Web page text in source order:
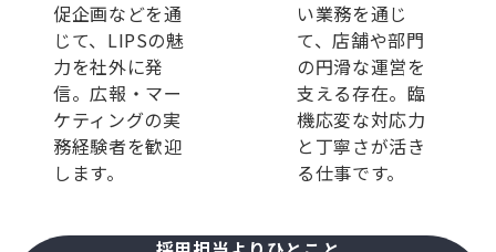
促企画などを通
じて、LIPSの魅
力を社外に発
信。広報・マー
ケティングの実
務経験者を歓迎
します。
い業務を通じ
て、店舗や部門
の円滑な運営を
支える存在。臨
機応変な対応力
と丁寧さが活き
る仕事です。